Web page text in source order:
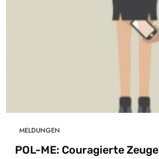
MELDUNGEN
POL-ME: Couragierte